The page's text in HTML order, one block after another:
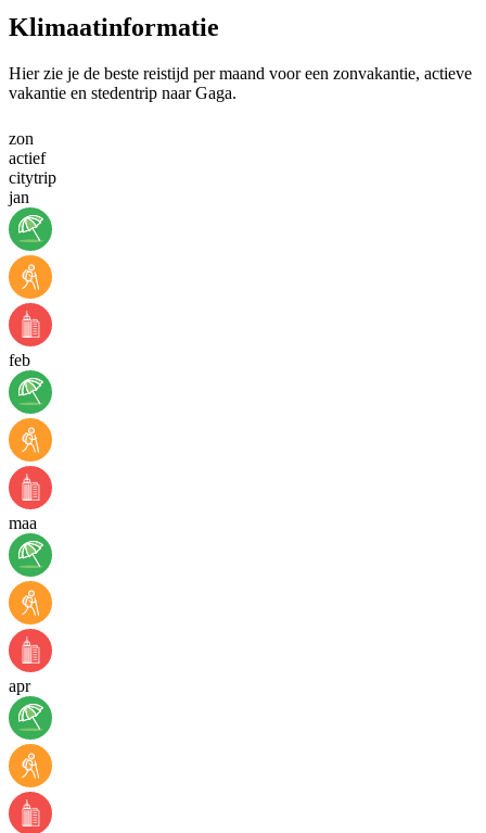
Klimaatinformatie
Hier zie je de beste reistijd per maand voor een zonvakantie, actieve
vakantie en stedentrip naar Gaga.
zon
actief
citytrip
jan
feb
maa
apr